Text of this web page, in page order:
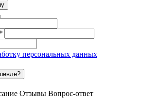
персональных данных
Отзывы Вопрос-ответ